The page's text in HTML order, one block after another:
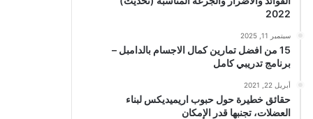
2022
سبتمبر 11, 2025
15 من افضل تمارين كمال الاجسام بالدامبل –
برنامج تدريبي كامل
أبريل 22, 2021
حقائق خطيرة حول حبوب اريميديكس لبناء
العضلات، تجنبها قدر الإمكان